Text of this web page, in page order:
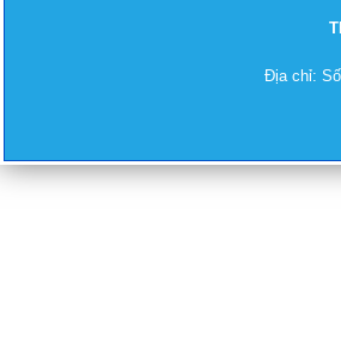
Địa chỉ: